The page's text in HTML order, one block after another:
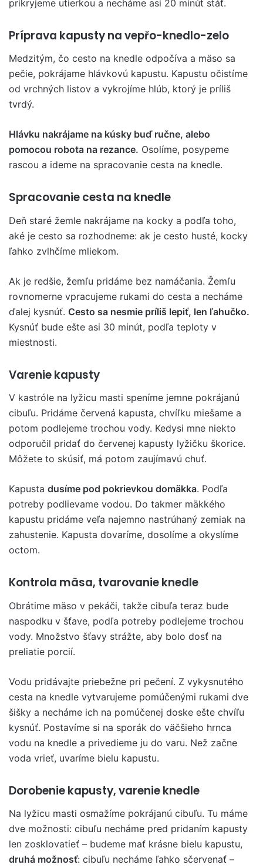
prikryjeme utierkou a necháme asi 20 minút stáť.
Príprava kapusty na vepřo-knedlo-zelo
Medzitým, čo cesto na knedle odpočíva a mäso sa
pečie, pokrájame hlávkovú kapustu. Kapustu očistíme
od vrchných listov a vykrojíme hlúb, ktorý je príliš
tvrdý.
Hlávku nakrájame na kúsky buď ručne, alebo
pomocou robota na rezance. Osolíme, posypeme
rascou a ideme na spracovanie cesta na knedle.
Spracovanie cesta na knedle
Deň staré žemle nakrájame na kocky a podľa toho,
aké je cesto sa rozhodneme: ak je cesto husté, kocky
ľahko zvlhčíme mliekom.
Ak je redšie, žemľu pridáme bez namáčania. Žemľu
rovnomerne vpracujeme rukami do cesta a necháme
ďalej kysnúť. Cesto sa nesmie príliš lepiť, len ľahučko.
Kysnúť bude ešte asi 30 minút, podľa teploty v
miestnosti.
Varenie kapusty
V kastróle na lyžicu masti speníme jemne pokrájanú
cibuľu. Pridáme červená kapusta, chvíľku miešame a
potom podlejeme trochou vody. Kedysi mne niekto
odporučil pridať do červenej kapusty lyžičku škorice.
Môžete to skúsiť, má potom zaujímavú chuť.
Kapusta dusíme pod pokrievkou domäkka. Podľa
potreby podlievame vodou. Do takmer mäkkého
kapustu pridáme veľa najemno nastrúhaný zemiak na
zahustenie. Kapusta dovaríme, dosolíme a okyslíme
octom.
Kontrola mäsa, tvarovanie knedle
Obrátime mäso v pekáči, takže cibuľa teraz bude
naspodku v šťave, podľa potreby podlejeme trochou
vody. Množstvo šťavy strážte, aby bolo dosť na
preliatie porcií.
Vodu pridávajte priebežne pri pečení. Z vykysnutého
cesta na knedle vytvarujeme pomúčenými rukami dve
šišky a necháme ich na pomúčenej doske ešte chvíľu
kysnúť. Postavíme si na sporák do väčšieho hrnca
vodu na knedle a privedieme ju do varu. Než začne
voda vrieť, uvaríme bielu kapustu.
Dorobenie kapusty, varenie knedle
Na lyžicu masti osmažíme pokrájanú cibuľu. Tu máme
dve možnosti: cibuľu necháme pred pridaním kapusty
len zosklovatieť – budeme mať krásne bielu kapustu,
druhá možnosť: cibuľu necháme ľahko sčervenať –